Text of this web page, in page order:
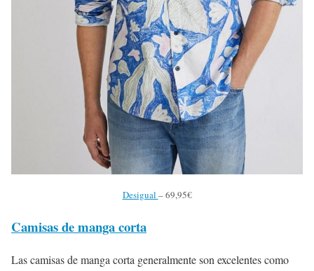
Desigual – 69,95€
Camisas de manga corta
Las camisas de manga corta generalmente son excelentes como